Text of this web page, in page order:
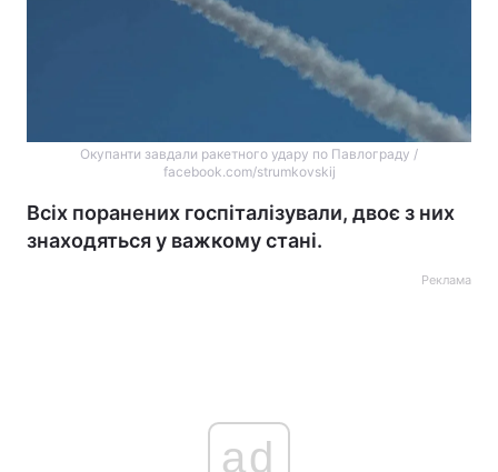
Окупанти завдали ракетного удару по Павлограду /
facebook.com/strumkovskij
Всіх поранених госпіталізували, двоє з них
знаходяться у важкому стані.
Реклама
ad